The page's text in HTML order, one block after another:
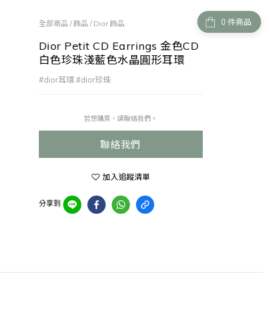
件商品
全部商品 /飾品 / Dior 飾品
Dior Petit CD Earrings 金色CD
白色珍珠淺藍色水晶圓形耳環
#dior耳環 #dior珍珠
若想購買，請聯絡我們。
聯絡我們
加入追蹤清單
分享到